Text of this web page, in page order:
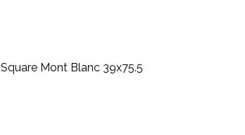
Square Mont Blanc 39x75.5